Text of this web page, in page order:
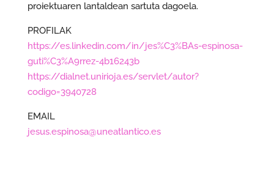
proiektuaren lantaldean sartuta dagoela.
PROFILAK
https://es.linkedin.com/in/jes%C3%BAs-espinosa-
guti%C3%A9rrez-4b16243b
https://dialnet.unirioja.es/servlet/autor?
codigo=3940728
EMAIL
jesus.espinosa@uneatlantico.es